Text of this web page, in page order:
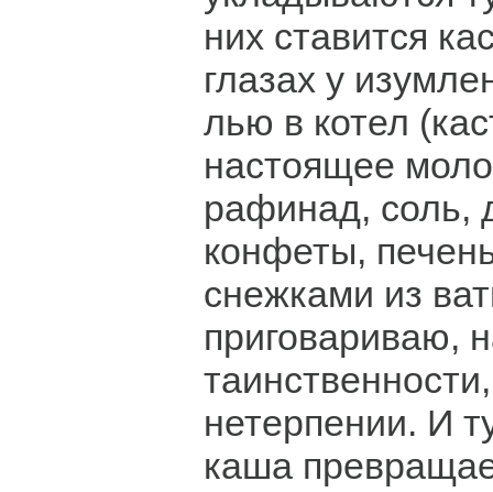
них ставится
глазах у
лью в котел
настоящее
рафинад, соль,
конфеты,
снежками из
приговариваю,
нетерпении. И
каша